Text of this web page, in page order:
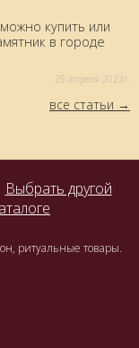
купить или
в городе
25 aпреля 2023г.
все статьи
Выбрать другой
ритуальные товары.